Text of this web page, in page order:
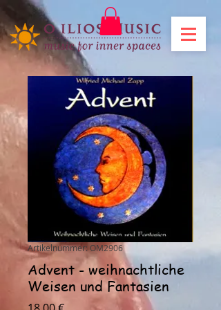
Artikelnummer: OM2906
Advent - weihnachtliche
Weisen und Fantasien